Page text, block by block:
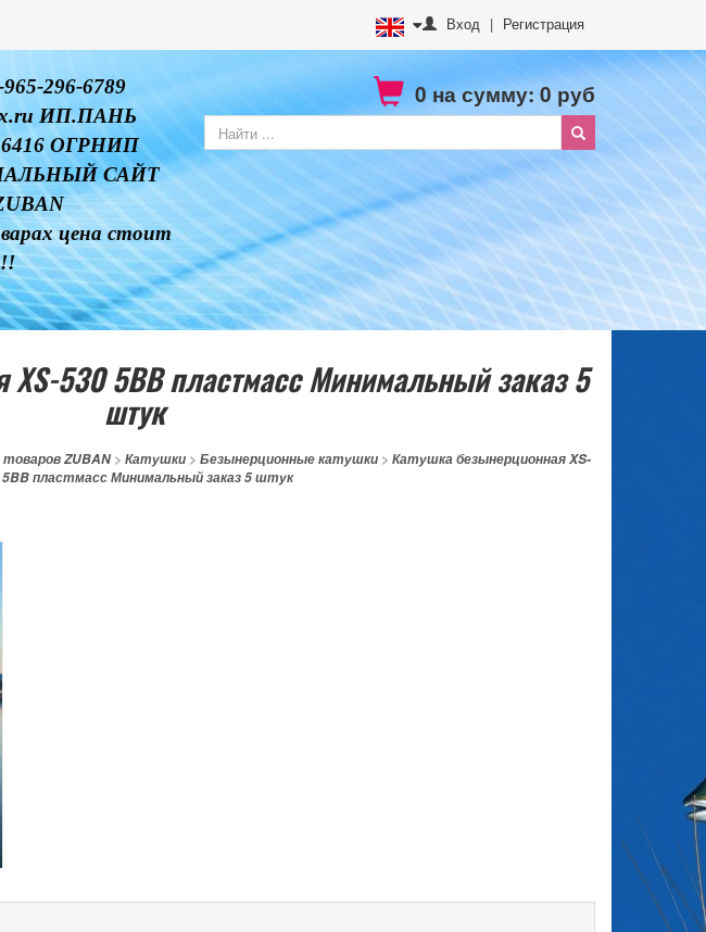
Вход | Регистрация
296-6789
ИП.ПАНЬ
ОГРНИП
САЙТ
цена стоит
0на сумму: 0 руб
XS-530 5BB пластмасс Минимальный заказ 5
штук
ZUBAN>Катушки >Безынерционные катушки >Катушка безынерционная XS-
5BB пластмасс Минимальный заказ 5 штук